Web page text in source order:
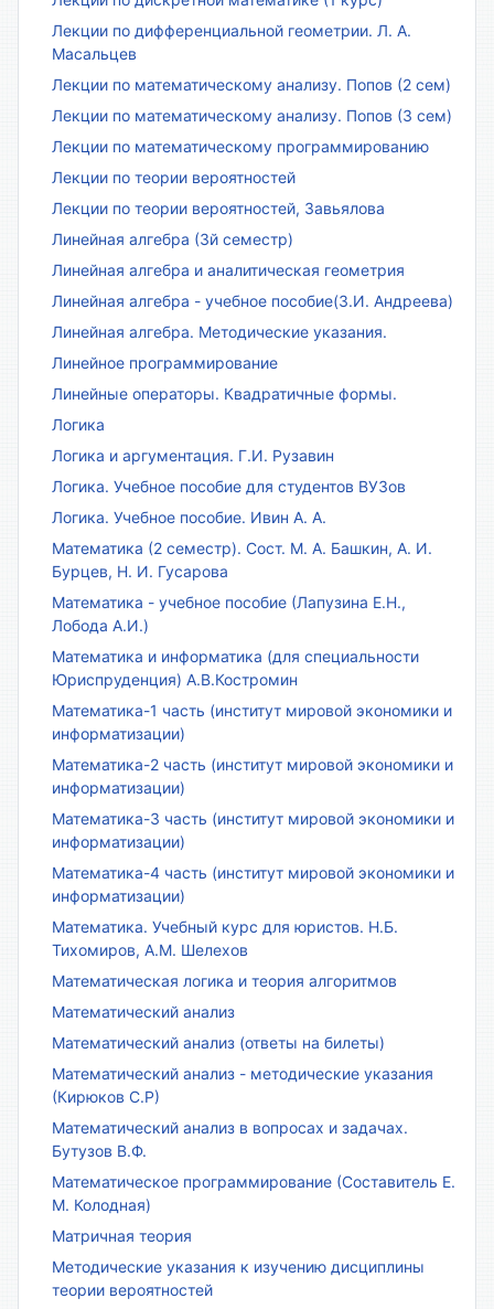
Лекции по дифференциальной геометрии. Л. А.
Масальцев
Лекции по математическому анализу. Попов (2 сем)
Лекции по математическому анализу. Попов (3 сем)
Лекции по математическому программированию
Лекции по теории вероятностей
Лекции по теории вероятностей, Завьялова
Линейная алгебра (3й семестр)
Линейная алгебра и аналитическая геометрия
Линейная алгебра - учебное пособие(З.И. Андреева)
Линейная алгебра. Методические указания.
Линейное программирование
Линейные операторы. Квадратичные формы.
Логика
Логика и аргументация. Г.И. Рузавин
Логика. Учебное пособие для студентов ВУЗов
Логика. Учебное пособие. Ивин А. А.
Математика (2 семестр). Сост. М. А. Башкин, А. И.
Бурцев, Н. И. Гусарова
Математика - учебное пособие (Лапузина Е.Н.,
Лобода А.И.)
Математика и информатика (для специальности
Юриспруденция) А.В.Костромин
Математика-1 часть (институт мировой экономики и
информатизации)
Математика-2 часть (институт мировой экономики и
информатизации)
Математика-3 часть (институт мировой экономики и
информатизации)
Математика-4 часть (институт мировой экономики и
информатизации)
Математика. Учебный курс для юристов. Н.Б.
Тихомиров, А.М. Шелехов
Математическая логика и теория алгоритмов
Математический анализ
Математический анализ (ответы на билеты)
Математический анализ - методические указания
(Кирюков С.Р)
Математический анализ в вопросах и задачах.
Бутузов В.Ф.
Математическое программирование (Составитель Е.
М. Колодная)
Матричная теория
Методические указания к изучению дисциплины
теории вероятностей